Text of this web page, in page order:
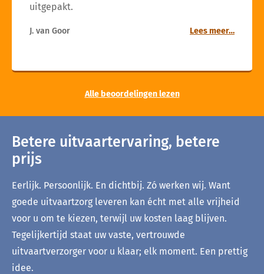
uitgepakt.
J. van Goor Lees meer…
Alle beoordelingen lezen
Betere uitvaartervaring, betere
prijs
Eerlijk. Persoonlijk. En dichtbij. Zó werken wij. Want
goede uitvaartzorg leveren kan écht met alle vrijheid
voor u om te kiezen, terwijl uw kosten laag blijven.
Tegelijkertijd staat uw vaste, vertrouwde
uitvaartverzorger voor u klaar; elk moment. Een prettig
idee.